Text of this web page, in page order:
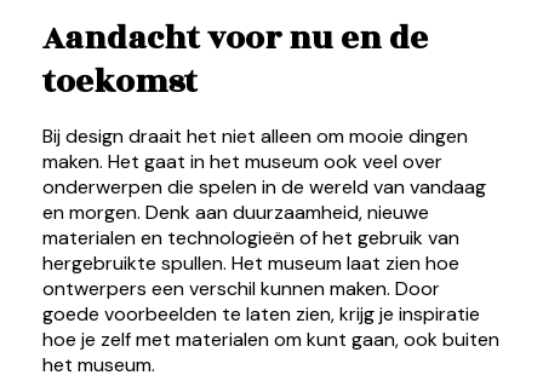
Aandacht voor nu en de
toekomst
Bij design draait het niet alleen om mooie dingen
maken. Het gaat in het museum ook veel over
onderwerpen die spelen in de wereld van vandaag
en morgen. Denk aan duurzaamheid, nieuwe
materialen en technologieën of het gebruik van
hergebruikte spullen. Het museum laat zien hoe
ontwerpers een verschil kunnen maken. Door
goede voorbeelden te laten zien, krijg je inspiratie
hoe je zelf met materialen om kunt gaan, ook buiten
het museum.